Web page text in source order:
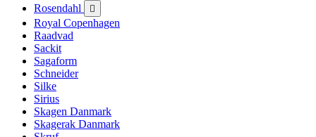
Rosendahl

Royal Copenhagen
Raadvad
Sackit
Sagaform
Schneider
Silke
Sirius
Skagen Danmark
Skagerak Danmark